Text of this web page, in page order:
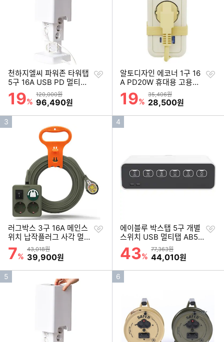
천하지엘씨 파워존 타워탭
5구 16A USB PD 멀티탭
(2m)
할인률
19%
상품금액
120,000원
할인금액
96,490원
찜
알토디자인 에코너 1구 16
A PD20W 휴대용 고용량
멀티탭 MT11 (1.5m)
할인률
19%
상품금액
35,406원
할인금액
28,500원
찜
인
3
러그박스 3구 16A 메인스
위치 납작플러그 사각 멀티
탭 (20m)
할인률
7%
상품금액
43,018원
할인금액
39,900원
찜
인
4
에이블루 박스탭 5구 개별
스위치 USB 멀티탭 AB52
0 (2.3m)
할인률
43%
상품금액
77,363원
할인금액
44,010원
찜
인
5
인
6